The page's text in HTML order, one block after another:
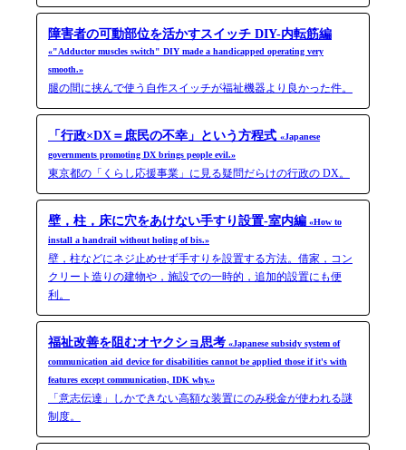
障害者の可動部位を活かすスイッチ DIY-内転筋編
«"Adductor muscles switch" DIY made a handicapped operating very
smooth.»
腿の間に挟んで使う自作スイッチが福祉機器より良かった件。
「行政×DX＝庶民の不幸」という方程式 «Japanese
governments promoting DX brings people evil.»
東京都の「くらし応援事業」に見る疑問だらけの行政の DX。
壁，柱，床に穴をあけない手すり設置-室内編 «How to
install a handrail without holing of bis.»
壁，柱などにネジ止めせず手すりを設置する方法。借家，コン
クリート造りの建物や，施設での一時的，追加的設置にも便
利。
福祉改善を阻むオヤクショ思考 «Japanese subsidy system of
communication aid device for disabilities cannot be applied those if it's with
features except communication, IDK why.»
「意志伝達」しかできない高額な装置にのみ税金が使われる謎
制度。